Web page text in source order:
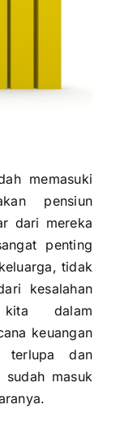
memasuki
pensiun
dari mereka
penting
tidak
kesalahan
dalam
keuangan
terlupa dan
sudah masuk